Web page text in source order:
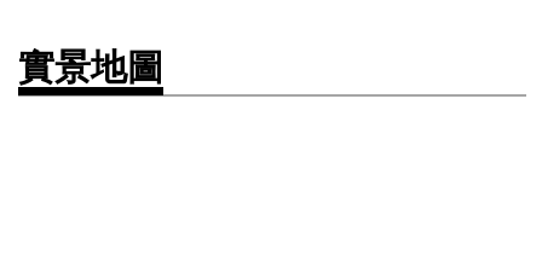
實景地圖